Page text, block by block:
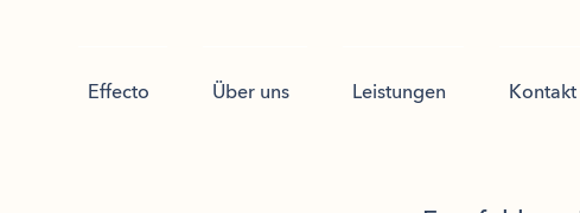
Effecto Über uns Leistungen Kontakt